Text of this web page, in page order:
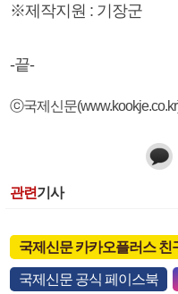
※제작지원 : 기장군
-끝-
ⓒ국제신문
관련기사
국제신문 카카오플러스 친
국제신문 공식 페이스북